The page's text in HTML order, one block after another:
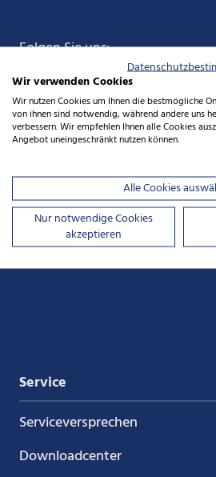
Folgen Sie uns:
Folgen
Sie
uns
auf
Folgen
Sie
uns
auf
Sie
uns
auf
Immer auf dem Laufenden
zum Newsletter anmelden
Service
Service­versprechen
Downloadcenter
Wir verwenden Cookies
Wir nutzen Cookies um Ihnen die bestmögliche
von ihnen sind notwendig, während andere uns
verbessern. Wir empfehlen Ihnen alle Cookies
Angebot uneingeschränkt nutzen können.
Alle Cookies
Nur notwendige Cookies
akzeptieren